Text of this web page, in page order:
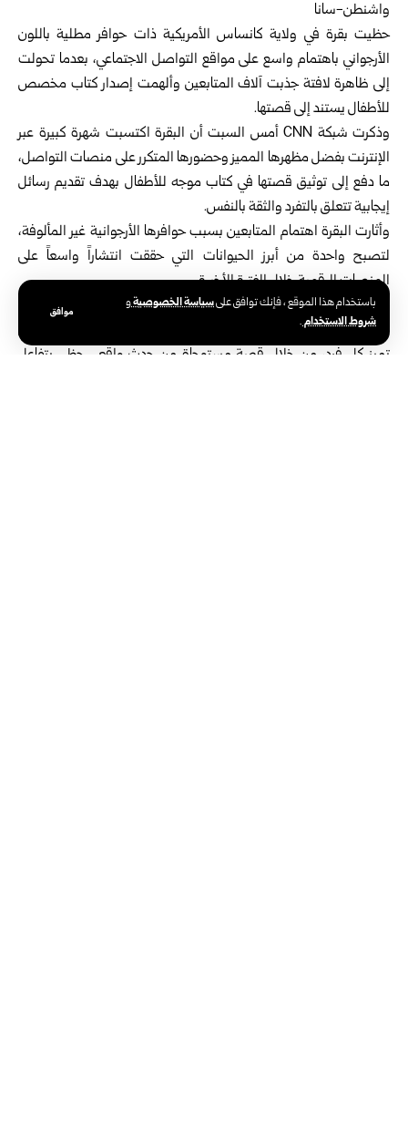
باستخدام هذا الموقع ، فإنك توافق علىسياسة الخصوصيةو
شروط الاستخدام.
موافق
واشنطن-سانا
حظيت بقرة في ولاية كانساس الأمريكية ذات حوافر مطلية باللون
الأرجواني باهتمام واسع على مواقع التواصل الاجتماعي، بعدما تحولت
إلى ظاهرة لافتة جذبت آلاف المتابعين وألهمت إصدار كتاب مخصص
للأطفال يستند إلى قصتها.
وذكرت شبكة CNN أمس السبت أن البقرة اكتسبت شهرة كبيرة عبر
الإنترنت بفضل مظهرها المميز وحضورها المتكرر على منصات التواصل،
ما دفع إلى توثيق قصتها في كتاب موجه للأطفال بهدف تقديم رسائل
إيجابية تتعلق بالتفرد والثقة بالنفس.
وأثارت البقرة اهتمام المتابعين بسبب حوافرها الأرجوانية غير المألوفة،
لتصبح واحدة من أبرز الحيوانات التي حققت انتشاراً واسعاً على
المنصات الرقمية خلال الفترة الأخيرة.
ويرى القائمون على المشروع أن تحويل قصة البقرة إلى كتاب للأطفال
يهدف إلى تشجيع الصغار على تقبل الاختلاف والاحتفاء بالصفات التي
تميز كل فرد، من خلال قصة مستوحاة من حدث واقعي حظي بتفاعل